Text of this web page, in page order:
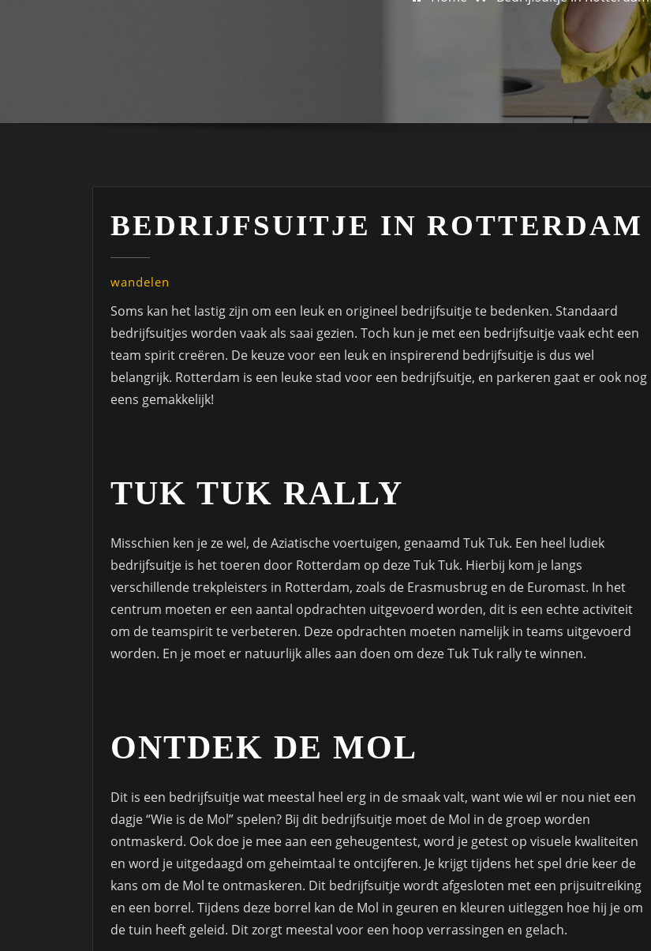
BEDRIJFSUITJE IN ROTTERDAM
wandelen
Soms kan het lastig zijn om een leuk en origineel bedrijfsuitje te bedenken. Standaard
bedrijfsuitjes worden vaak als saai gezien. Toch kun je met een bedrijfsuitje vaak echt een
team spirit creëren. De keuze voor een leuk en inspirerend bedrijfsuitje is dus wel
belangrijk. Rotterdam is een leuke stad voor een bedrijfsuitje, en parkeren gaat er ook nog
eens gemakkelijk!
TUK TUK RALLY
Misschien ken je ze wel, de Aziatische voertuigen, genaamd Tuk Tuk. Een heel ludiek
bedrijfsuitje is het toeren door Rotterdam op deze Tuk Tuk. Hierbij kom je langs
verschillende trekpleisters in Rotterdam, zoals de Erasmusbrug en de Euromast. In het
centrum moeten er een aantal opdrachten uitgevoerd worden, dit is een echte activiteit
om de teamspirit te verbeteren. Deze opdrachten moeten namelijk in teams uitgevoerd
worden. En je moet er natuurlijk alles aan doen om deze Tuk Tuk rally te winnen.
ONTDEK DE MOL
Dit is een bedrijfsuitje wat meestal heel erg in de smaak valt, want wie wil er nou niet een
dagje “Wie is de Mol” spelen? Bij dit bedrijfsuitje moet de Mol in de groep worden
ontmaskerd. Ook doe je mee aan een geheugentest, word je getest op visuele kwaliteiten
en word je uitgedaagd om geheimtaal te ontcijferen. Je krijgt tijdens het spel drie keer de
kans om de Mol te ontmaskeren. Dit bedrijfsuitje wordt afgesloten met een prijsuitreiking
en een borrel. Tijdens deze borrel kan de Mol in geuren en kleuren uitleggen hoe hij je om
de tuin heeft geleid. Dit zorgt meestal voor een hoop verrassingen en gelach.